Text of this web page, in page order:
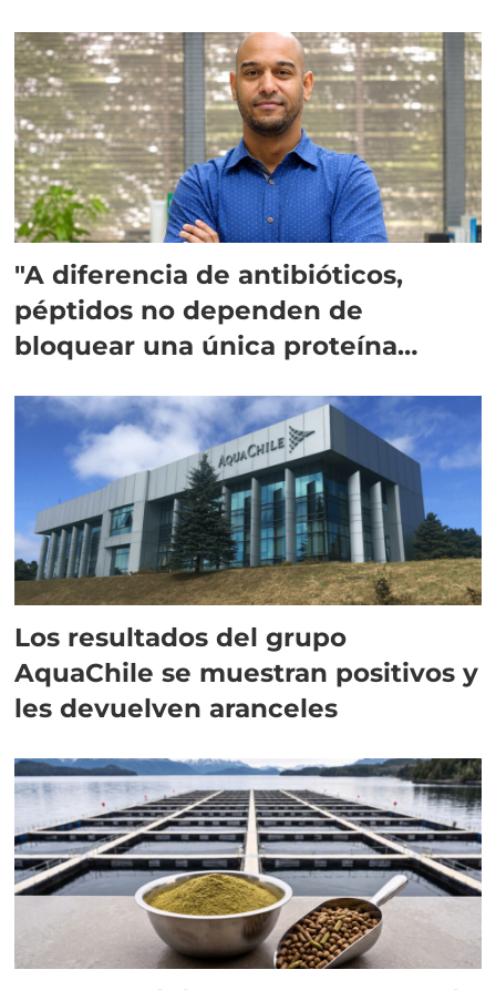
"A diferencia de antibióticos,
péptidos no dependen de
bloquear una única proteína
Los resultados del grupo
AquaChile se muestran positivos y
les devuelven aranceles